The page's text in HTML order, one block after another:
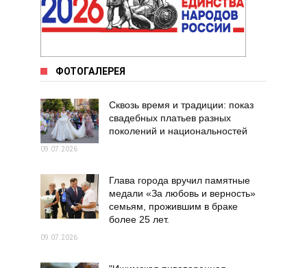
ФОТОГАЛЕРЕЯ
Сквозь время и традиции: показ
свадебных платьев разных
поколений и национальностей
09.07.2026
Глава города вручил памятные
медали «За любовь и верность»
семьям, прожившим в браке
более 25 лет.
09.07.2026